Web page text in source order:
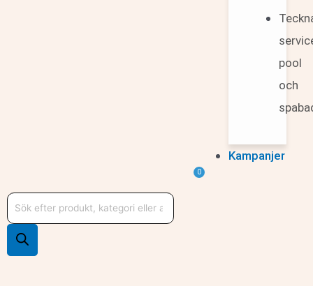
pool
och
Kampanjer
0
Varukorg
Produktsökning